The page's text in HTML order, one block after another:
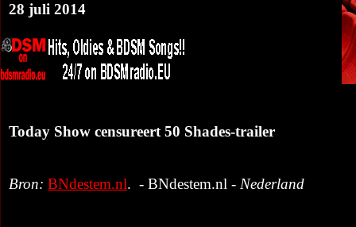
28 juli 2014
Today Show censureert 50 Shades-trailer
Bron: BNdestem.nl. - BNdestem.nl - Nederland